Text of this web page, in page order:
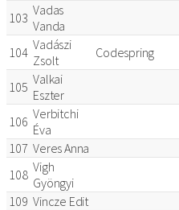
103 Vadas
Vanda
104 Vadászi
Zsolt
Codespring
105 Valkai
Eszter
106 Verbitchi
Éva
107 Veres Anna
108 Vigh
Gyöngyi
109 Vincze Edit